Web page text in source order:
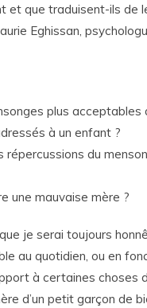
et que traduisent-ils de
Eghissan,
plus acceptables
à un enfant ?
répercussions du
une mauvaise mère ?
que je serai toujours
au quotidien, ou en
à certaines choses
d’un petit garçon de